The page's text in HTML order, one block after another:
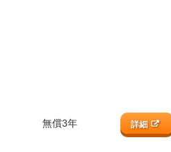
無償3年 詳細